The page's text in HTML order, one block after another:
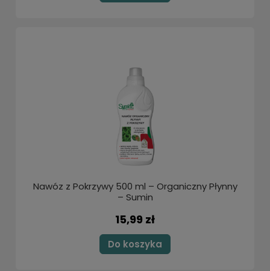
Nawóz z Pokrzywy 500 ml – Organiczny Płynny
– Sumin
15,99 zł
Do koszyka